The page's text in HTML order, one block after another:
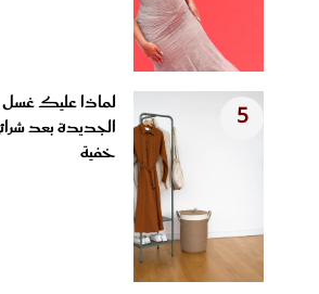
5
لماذا عليك غسل
خفية